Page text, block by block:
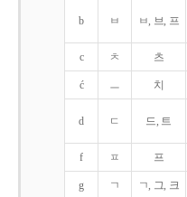
b ㅂ ㅂ, 브, 프
c ㅊ 츠
ć ㅡ 치
d ㄷ 드, 트
f ㅍ 프
g ㄱ ㄱ, 그, 크